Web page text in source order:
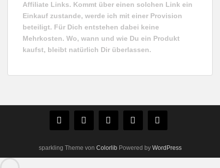
Affiliate Links. Kommt über einen solchen Link ein
Einkauf zustande, werde ich mit einer Provision
beteiligt. Für Dich entstehen dabei keine
Mehrkosten. Wo, wann und wie Du ein Produkt
kaufst, bleibt natürlich Dir überlassen.
sparkling Theme von ColorlibPowered by WordPress